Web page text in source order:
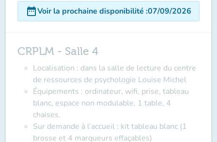
date_rangeVoir la prochaine disponibilité :07/09/2026
CRPLM - Salle 4
Localisation : dans la salle de lecture du centre
de ressources de psychologie Louise Michel
Équipements : ordinateur, wifi, prise, tableau
blanc, espace non modulable, 1 table, 4
chaises.
Sur demande à l’accueil : kit tableau blanc (1
brosse et 4 marqueurs effaçables)